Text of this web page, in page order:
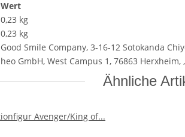
Wert
0,23 kg
0,23 kg
Good Smile Company, 3-16-12 Sotokanda
heo GmbH, West Campus 1, 76863 Herxheim,
Ähnliche